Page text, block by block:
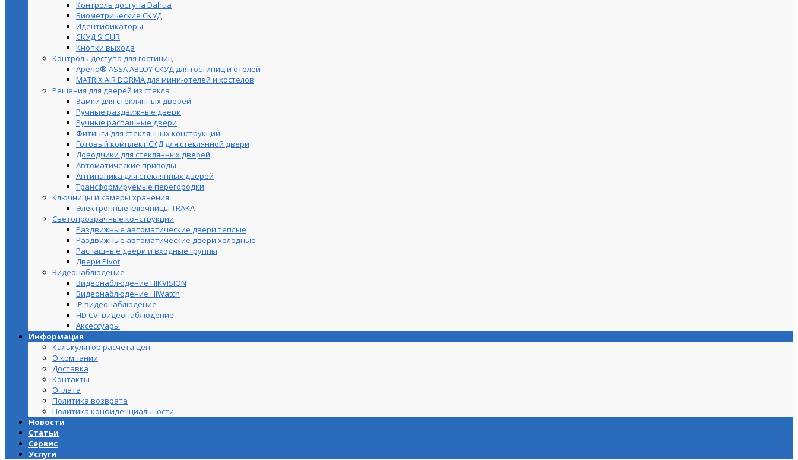
Контроль доступа Dahua
Биометрические СКУД
Идентификаторы
СКУД SIGUR
Кнопки выхода
Контроль доступа для гостиниц
Aperio® ASSA ABLOY СКУД для гостиниц и отелей
MATRIX AIR DORMA для мини-отелей и хостелов
Решения для дверей из стекла
Замки для стеклянных дверей
Ручные раздвижные двери
Ручные распашные двери
Фитинги для стеклянных конструкций
Готовый комплект СКД для стеклянной двери
Доводчики для стеклянных дверей
Автоматические приводы
Антипаника для стеклянных дверей
Трансформируемые перегородки
Ключницы и камеры хранения
Электронные ключницы TRAKA
Светопрозрачные конструкции
Раздвижные автоматические двери теплые
Раздвижные автоматические двери холодные
Распашные двери и входные группы
Двери Pivot
Видеонаблюдение
Видеонаблюдение HIKVISION
Видеонаблюдение HiWatch
IP видеонаблюдение
HD CVI видеонаблюдение
Аксессуары
Информация
Калькулятор расчета цен
О компании
Доставка
Контакты
Оплата
Политика возврата
Политика конфиденциальности
Новости
Статьи
Сервис
Услуги